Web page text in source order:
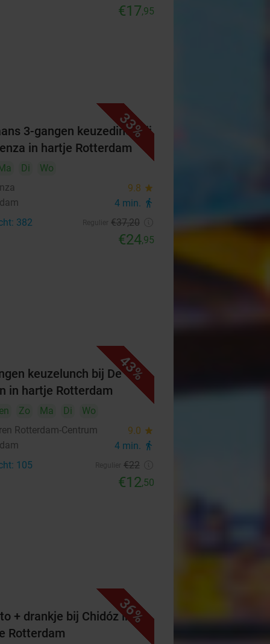
€17,95
33%
3-gangen keuzediner bij
in hartje Rotterdam
Di
Wo
9.8 star
4 min. directions_walk
382 €37,20
€24,95
43%
keuzelunch bij De
in hartje Rotterdam
Zo Ma Di
Wo
Rotterdam-Centrum
9.0 star
4 min. directions_walk
105 €22
€12,50
36%
+ drankje bij Chidóz in
Rotterdam